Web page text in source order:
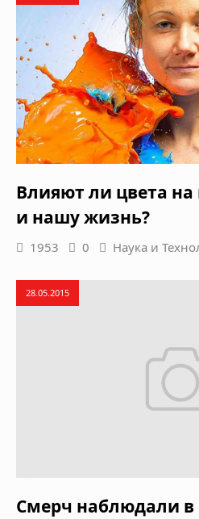
Влияют ли цвета
и нашу жизнь?
1953 0 Наука и
28.05.2015
Смерч наблюдали в